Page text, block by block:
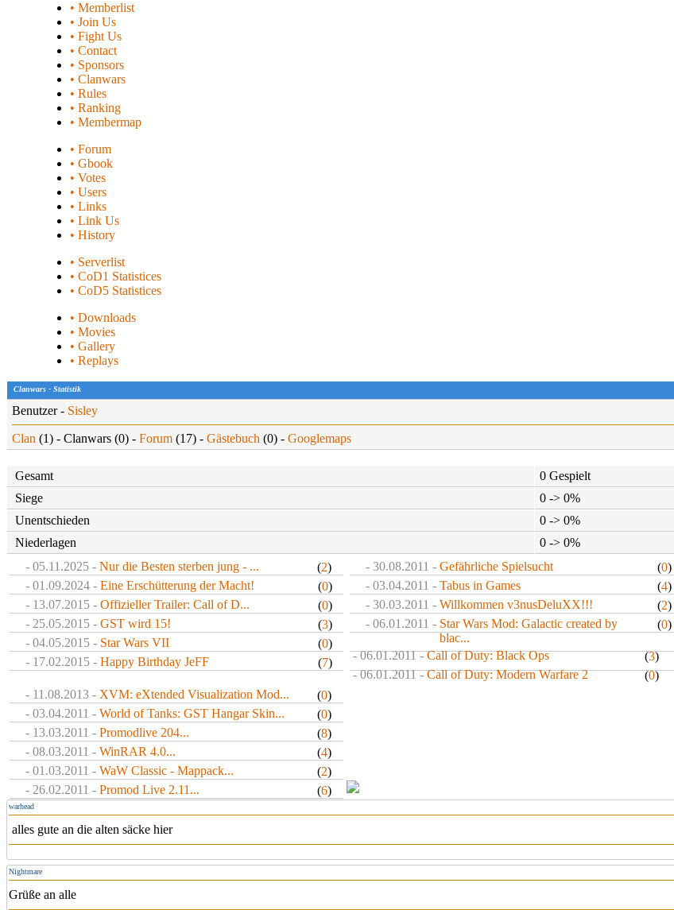
• Memberlist
• Join Us
• Fight Us
• Contact
• Sponsors
• Clanwars
• Rules
• Ranking
• Membermap
• Forum
• Gbook
• Votes
• Users
• Links
• Link Us
• History
• Serverlist
• CoD1 Statistices
• CoD5 Statistices
• Downloads
• Movies
• Gallery
• Replays
Clanwars - Statistik
Benutzer - Sisley
Clan (1) - Clanwars (0) - Forum (17) - Gästebuch (0) - Googlemaps
Gesamt
0 Gespielt
Siege
0 -> 0%
Unentschieden
0 -> 0%
Niederlagen
0 -> 0%
- 05.11.2025 - Nur die Besten sterben jung - ... (2)
- 01.09.2024 - Eine Erschütterung der Macht! (0)
- 13.07.2015 - Offizieller Trailer: Call of D... (0)
- 25.05.2015 - GST wird 15! (3)
- 04.05.2015 - Star Wars VII (0)
- 17.02.2015 - Happy Birthday JeFF (7)
- 30.08.2011 - Gefährliche Spielsucht (0)
- 03.04.2011 - Tabus in Games (4)
- 30.03.2011 - Willkommen v3nusDeluXX!!! (2)
- 06.01.2011 - Star Wars Mod: Galactic created by
blac...
(0)
- 06.01.2011 - Call of Duty: Black Ops (3)
- 06.01.2011 - Call of Duty: Modern Warfare 2 (0)
- 11.08.2013 - XVM: eXtended Visualization Mod... (0)
- 03.04.2011 - World of Tanks: GST Hangar Skin... (0)
- 13.03.2011 - Promodlive 204... (8)
- 08.03.2011 - WinRAR 4.0... (4)
- 01.03.2011 - WaW Classic - Mappack... (2)
- 26.02.2011 - Promod Live 2.11... (6)
warhead
alles gute an die alten säcke hier
Nightmare
Grüße an alle